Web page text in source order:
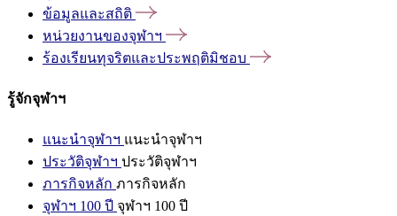
ข้อมูลและสถิติ
หน่วยงานของจุฬาฯ
ร้องเรียนทุจริตและประพฤติมิชอบ
รู้จักจุฬาฯ
แนะนำจุฬาฯ แนะนำจุฬาฯ
ประวัติจุฬาฯ ประวัติจุฬาฯ
ภารกิจหลัก ภารกิจหลัก
จุฬาฯ 100 ปี จุฬาฯ 100 ปี